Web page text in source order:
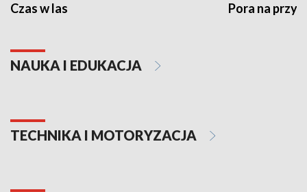
Czas w las Pora na
NAUKA I EDUKACJA
TECHNIKA I MOTORYZACJA